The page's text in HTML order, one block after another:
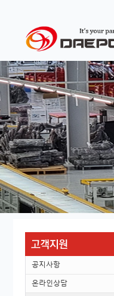
공지사항
온라인상담